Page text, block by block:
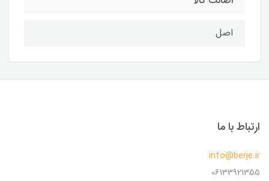
اصل
ارتباط با ما
info@berje.ir
06133921355